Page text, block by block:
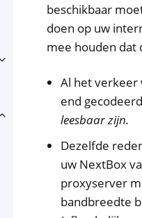
Toggle navigation of
Toggle navigation of Beheer
beschikbaar
doen op uw
mee houden dat
Al het verkeer
end
leesbaar zijn.
Dezelfde
uw NextBox
proxyserver
bandbreedte